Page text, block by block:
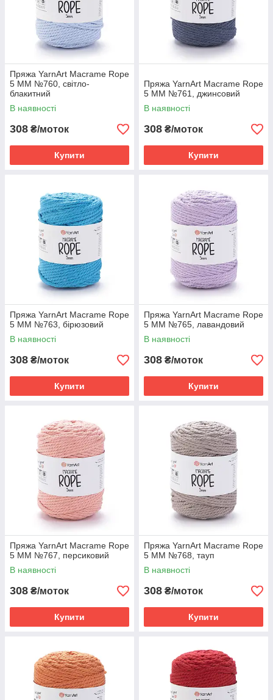
Пряжа YarnArt Macrame Rope
5 MM №760, світло-
блакитний
В наявності
308 ₴/моток
Купити
Пряжа YarnArt Macrame Rope
5 MM №761, джинсовий
В наявності
308 ₴/моток
Купити
Пряжа YarnArt Macrame Rope
5 MM №763, бірюзовий
В наявності
308 ₴/моток
Купити
Пряжа YarnArt Macrame Rope
5 MM №765, лавандовий
В наявності
308 ₴/моток
Купити
Пряжа YarnArt Macrame Rope
5 MM №767, персиковий
В наявності
308 ₴/моток
Купити
Пряжа YarnArt Macrame Rope
5 MM №768, тауп
В наявності
308 ₴/моток
Купити